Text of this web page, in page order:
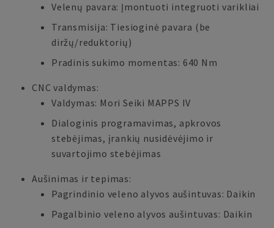
Velenų pavara: Įmontuoti integruoti varikliai
Transmisija: Tiesioginė pavara (be
diržų/reduktorių)
Pradinis sukimo momentas: 640 Nm
CNC valdymas:
Valdymas: Mori Seiki MAPPS IV
Dialoginis programavimas, apkrovos
stebėjimas, įrankių nusidėvėjimo ir
suvartojimo stebėjimas
Aušinimas ir tepimas:
Pagrindinio veleno alyvos aušintuvas: Daikin
Pagalbinio veleno alyvos aušintuvas: Daikin